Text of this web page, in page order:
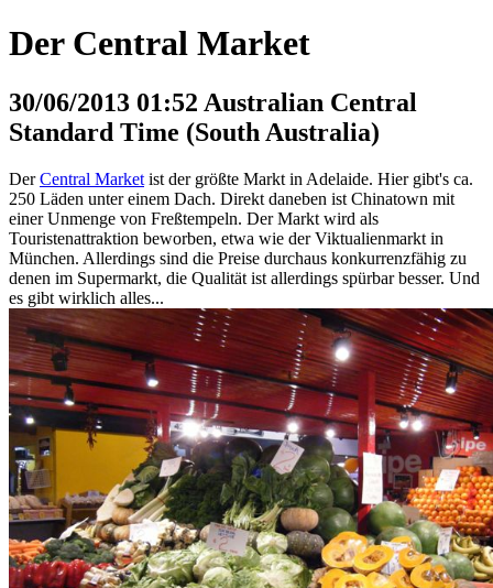
Der Central Market
30/06/2013 01:52 Australian Central
Standard Time (South Australia)
DerCentral Market ist der größte Markt in Adelaide. Hier gibt's ca.
250 Läden unter einem Dach. Direkt daneben ist Chinatown mit
einer Unmenge von Freßtempeln. Der Markt wird als
Touristenattraktion beworben, etwa wie der Viktualienmarkt in
München. Allerdings sind die Preise durchaus konkurrenzfähig zu
denen im Supermarkt, die Qualität ist allerdings spürbar besser. Und
es gibt wirklich alles...